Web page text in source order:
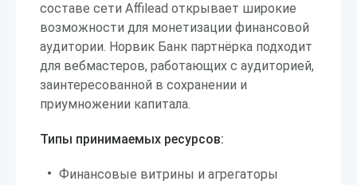
составе сети Affilead открывает широкие
возможности для монетизации финансовой
аудитории. Норвик Банк партнёрка подходит
для вебмастеров, работающих с аудиторией,
заинтересованной в сохранении и
приумножении капитала.
Типы принимаемых ресурсов:
Финансовые витрины и агрегаторы